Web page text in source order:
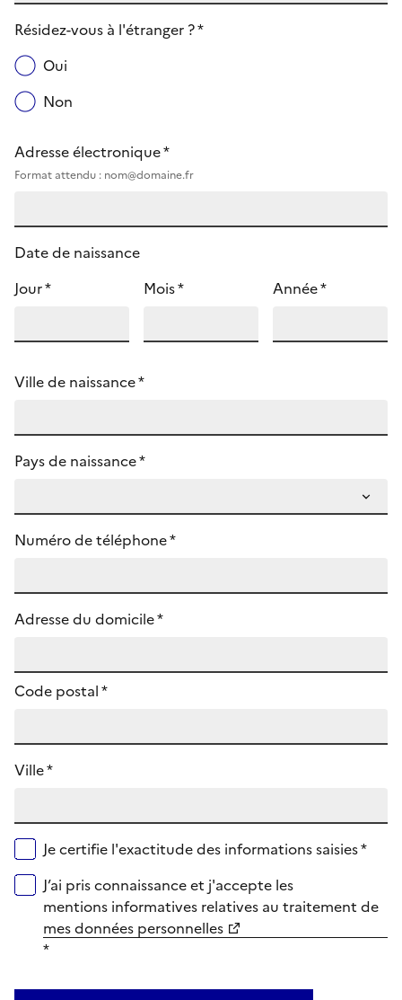
Résidez-vous à l'étranger ? *
Oui
Non
Adresse électronique *
Format attendu : nom@domaine.fr
Date de naissance
Jour *
Mois * Année *
Ville de naissance *
Pays de naissance *
Numéro de téléphone *
Adresse du domicile *
Code postal*
Ville *
Je certifie l'exactitude des informations saisies *
J’ai pris connaissance et j'accepte les
mentions informatives relatives au traitement de
mes données personnelles
*